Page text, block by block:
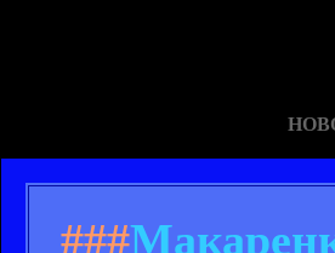
###